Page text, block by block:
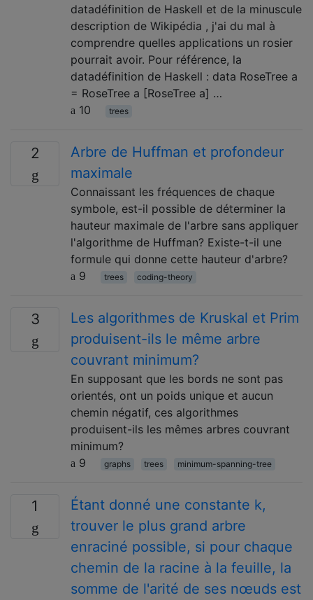
datadéfinition de Haskell et de la minuscule
description de Wikipédia , j'ai du mal à
comprendre quelles applications un rosier
pourrait avoir. Pour référence, la
datadéfinition de Haskell : data RoseTree a
= RoseTree a [RoseTree a] …
10
trees
2
Arbre de Huffman et profondeur
maximale
Connaissant les fréquences de chaque
symbole, est-il possible de déterminer la
hauteur maximale de l'arbre sans appliquer
l'algorithme de Huffman? Existe-t-il une
formule qui donne cette hauteur d'arbre?
9
trees coding-theory
3
Les algorithmes de Kruskal et Prim
produisent-ils le même arbre
couvrant minimum?
En supposant que les bords ne sont pas
orientés, ont un poids unique et aucun
chemin négatif, ces algorithmes
produisent-ils les mêmes arbres couvrant
minimum?
9
graphs trees minimum-spanning-tree
1
Étant donné une constante k,
trouver le plus grand arbre
enraciné possible, si pour chaque
chemin de la racine à la feuille, la
somme de l'arité de ses nœuds est